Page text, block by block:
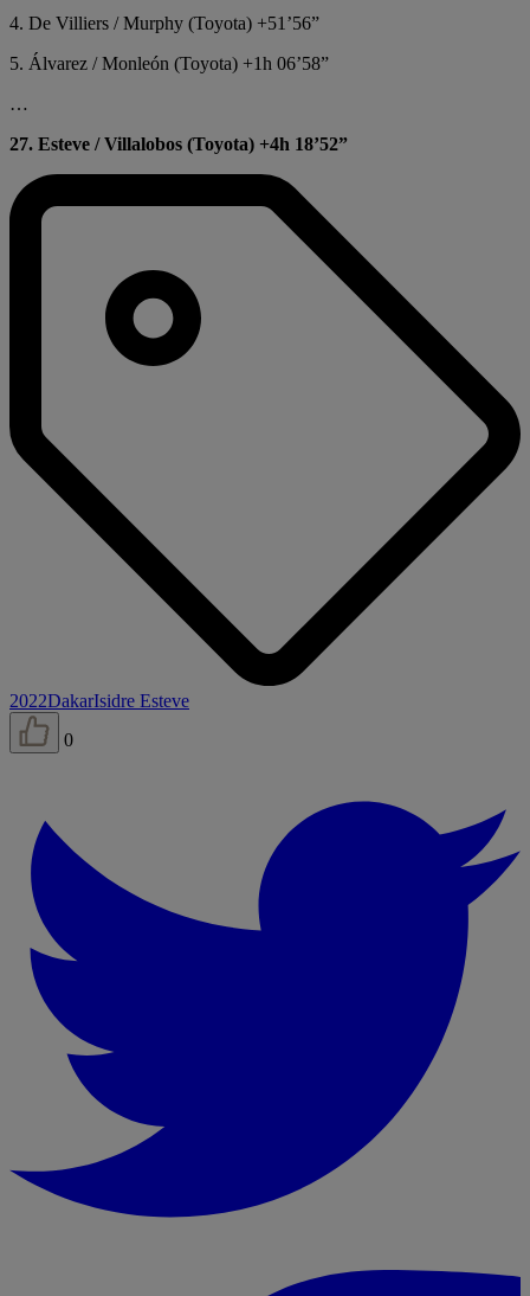
4. De Villiers / Murphy (Toyota) +51’56”
5. Álvarez / Monleón (Toyota) +1h 06’58”
…
27. Esteve / Villalobos (Toyota) +4h 18’52”
2022DakarIsidre Esteve
0